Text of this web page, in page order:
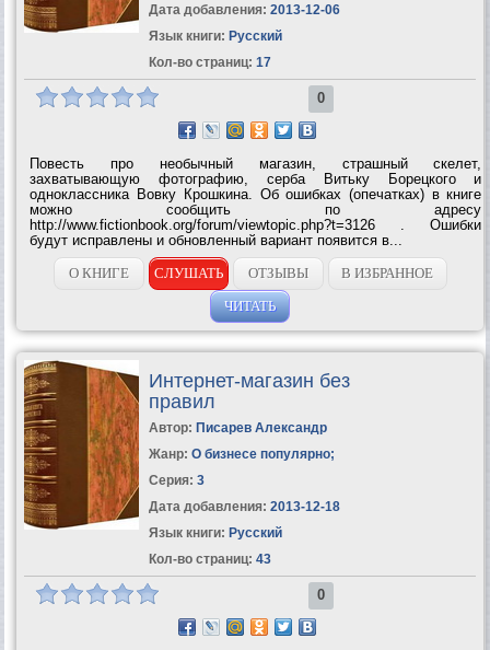
Дата добавления: 2013-12-06
Язык книги: Русский
Кол-во страниц: 17
0
Повесть про необычный магазин, страшный скелет,
захватывающую фотографию, серба Витьку Борецкого и
одноклассника Вовку Крошкина. Об ошибках (опечатках) в книге
можно сообщить по адресу
http://www.fictionbook.org/forum/viewtopic.php?t=3126 . Ошибки
будут исправлены и обновленный вариант появится в...
О КНИГЕ
СЛУШАТЬ ОТЗЫВЫ
В ИЗБРАННОЕ
ЧИТАТЬ
Интернет-магазин без
правил
Автор: Писарев Александр
Жанр: О бизнесе популярно;
Серия: 3
Дата добавления: 2013-12-18
Язык книги: Русский
Кол-во страниц: 43
0